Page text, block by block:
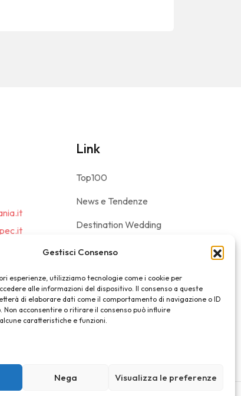
Gestisci Consenso
esperienze, utilizziamo tecnologie come i cookie per
alle informazioni del dispositivo. Il consenso a queste
di elaborare dati come il comportamento di navigazione o ID
Non acconsentire o ritirare il consenso può influire
caratteristiche e funzioni.
Nega Visualizza le preferenze
Link
Top100
News e Tendenze
Destination Wedding
Magazine